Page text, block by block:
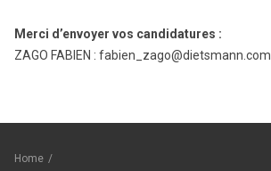
Merci d’envoyer vos candidatures :
ZAGO FABIEN : fabien_zago@dietsmann.com
Home /